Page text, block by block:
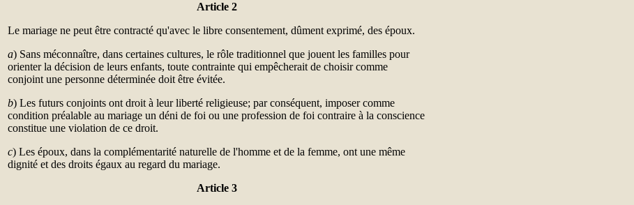
Article 2
Le mariage ne peut être contracté qu'avec le libre consentement, dûment exprimé, des époux.
a) Sans méconnaître, dans certaines cultures, le rôle traditionnel que jouent les familles pour
orienter la décision de leurs enfants, toute contrainte qui empêcherait de choisir comme
conjoint une personne déterminée doit être évitée.
b) Les futurs conjoints ont droit à leur liberté religieuse; par conséquent, imposer comme
condition préalable au mariage un déni de foi ou une profession de foi contraire à la conscience
constitue une violation de ce droit.
c) Les époux, dans la complémentarité naturelle de l'homme et de la femme, ont une même
dignité et des droits égaux au regard du mariage.
Article 3